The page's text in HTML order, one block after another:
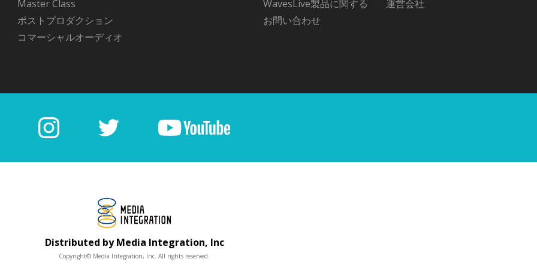
Master Class
ポストプロダクション
コマーシャルオーディオ
WavesLive製品に関する
お問い合わせ
運営会社
Distributed by Media Integration, Inc
Copyright© Media Integration, Inc. All rights reserved.